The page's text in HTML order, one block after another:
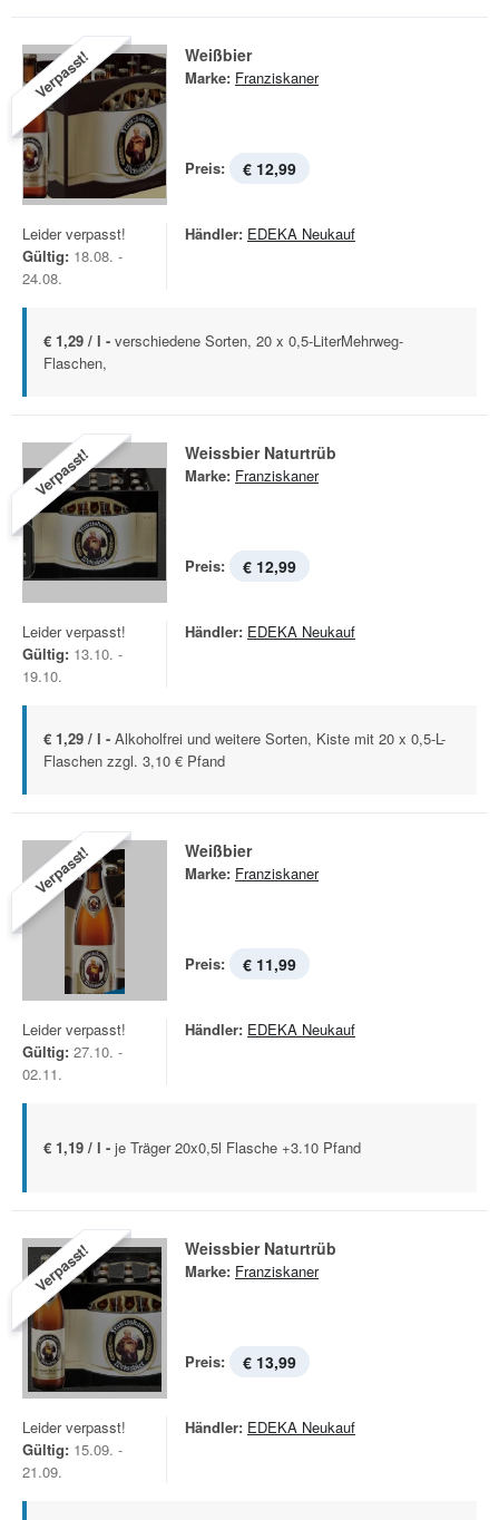
Verpasst! Weißbier
Marke: Franziskaner
Preis: € 12,99
Leider verpasst!
Gültig: 18.08. -
24.08.
Händler: EDEKA Neukauf
€ 1,29 / l - verschiedene Sorten, 20 x 0,5-LiterMehrweg-
Flaschen,
Verpasst! Weissbier Naturtrüb
Marke: Franziskaner
Preis: € 12,99
Leider verpasst!
Gültig: 13.10. -
19.10.
Händler: EDEKA Neukauf
€ 1,29 / l - Alkoholfrei und weitere Sorten, Kiste mit 20 x 0,5-L-
Flaschen zzgl. 3,10 € Pfand
Verpasst! Weißbier
Marke: Franziskaner
Preis: € 11,99
Leider verpasst!
Gültig: 27.10. -
02.11.
Händler: EDEKA Neukauf
€ 1,19 / l - je Träger 20x0,5l Flasche +3.10 Pfand
Verpasst! Weissbier Naturtrüb
Marke: Franziskaner
Preis: € 13,99
Leider verpasst!
Gültig: 15.09. -
21.09.
Händler: EDEKA Neukauf